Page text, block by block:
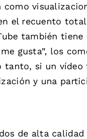
como
el recuento
también
gusta”, los
tanto, si un vídeo
y una
de alta